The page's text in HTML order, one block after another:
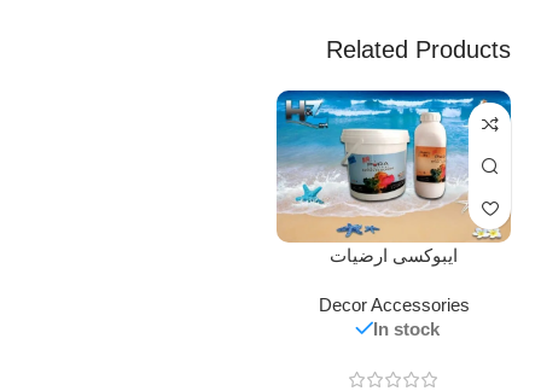
Related Products
ايبوكسى ارضيات
Decor Accessories
In stock